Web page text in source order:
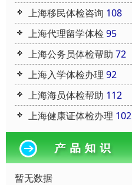
上海移民体检咨询 108
上海代理留学体检 95
上海公务员体检帮助 72
上海入学体检办理 92
上海海员体检帮助 112
上海健康证体检办理 102
暂无数据